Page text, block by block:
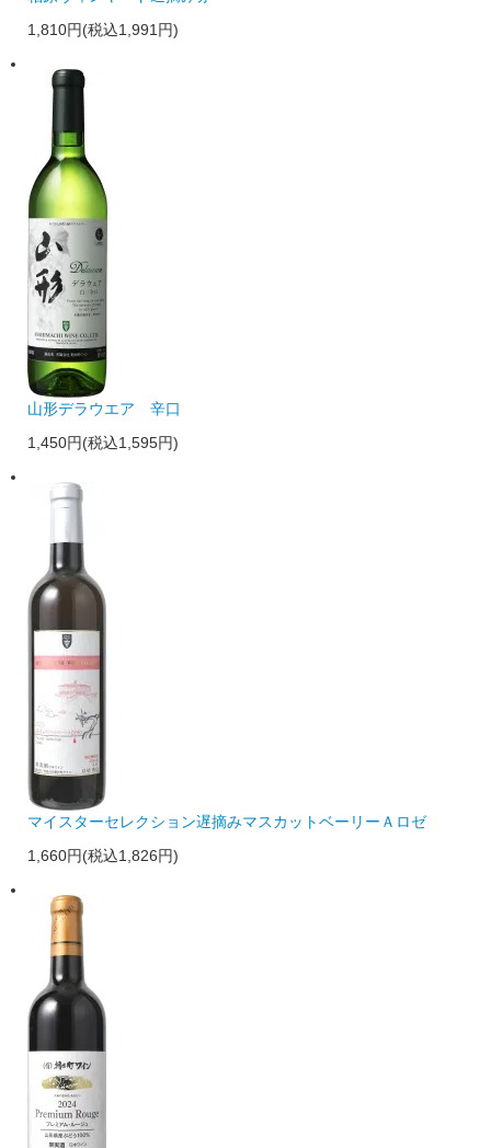
1,810円(税込1,991円)
山形デラウエア 辛口
1,450円(税込1,595円)
マイスターセレクション遅摘みマスカットベーリーＡロゼ
1,660円(税込1,826円)